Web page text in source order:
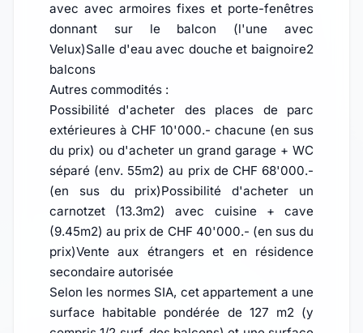
avec avec armoires fixes et porte-fenêtres
donnant sur le balcon (l'une avec
Velux)Salle d'eau avec douche et baignoire2
balcons
Autres commodités :
Possibilité d'acheter des places de parc
extérieures à CHF 10'000.- chacune (en sus
du prix) ou d'acheter un grand garage + WC
séparé (env. 55m2) au prix de CHF 68'000.-
(en sus du prix)Possibilité d'acheter un
carnotzet (13.3m2) avec cuisine + cave
(9.45m2) au prix de CHF 40'000.- (en sus du
prix)Vente aux étrangers et en résidence
secondaire autorisée
Selon les normes SIA, cet appartement a une
surface habitable pondérée de 127 m2 (y